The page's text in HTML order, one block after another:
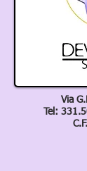
Via
Tel:
C.F.